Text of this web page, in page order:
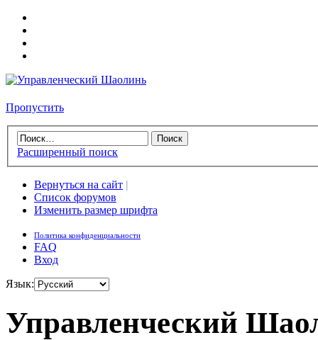
Пропустить
Расширенный поиск
Вернуться на сайт |
Список форумов
Изменить размер шрифта
Политика конфиденциальности
FAQ
Вход
Язык:
Управленческий